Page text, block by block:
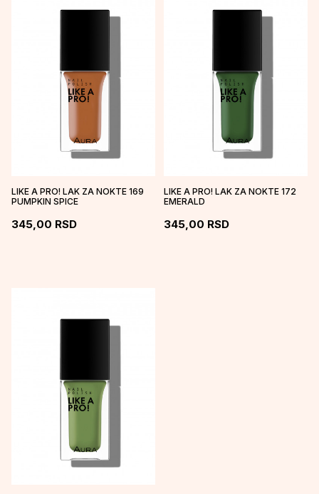
LIKE A PRO! LAK ZA NOKTE 169
PUMPKIN SPICE
345,00 RSD
LIKE A PRO! LAK ZA NOKTE 172
EMERALD
345,00 RSD